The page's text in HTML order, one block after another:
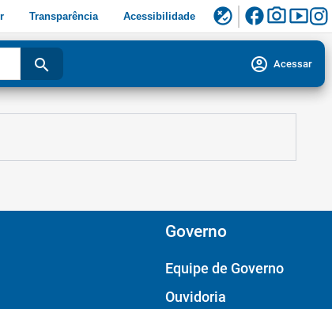
Transparência Acessibilidade flaky facebookphoto_camerasmart_display
search account_circle Acessar
Governo
Equipe de Governo
Ouvidoria